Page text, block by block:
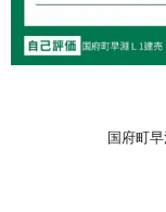
国府町